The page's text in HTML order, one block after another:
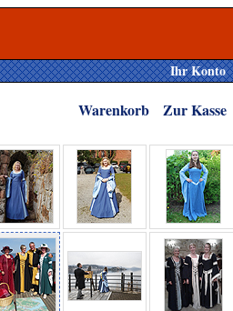
Ihr Konto
Warenkorb Zur Kasse